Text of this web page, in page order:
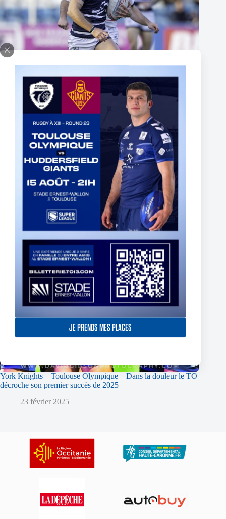
JE PRENDS MES PLACES
Thomas Lacans s’engage avec le Toulouse Olympique
5 mars 2025
York Knights – Toulouse Olympique – Dans la douleur le TO
décroche son premier succès de 2025
23 février 2025